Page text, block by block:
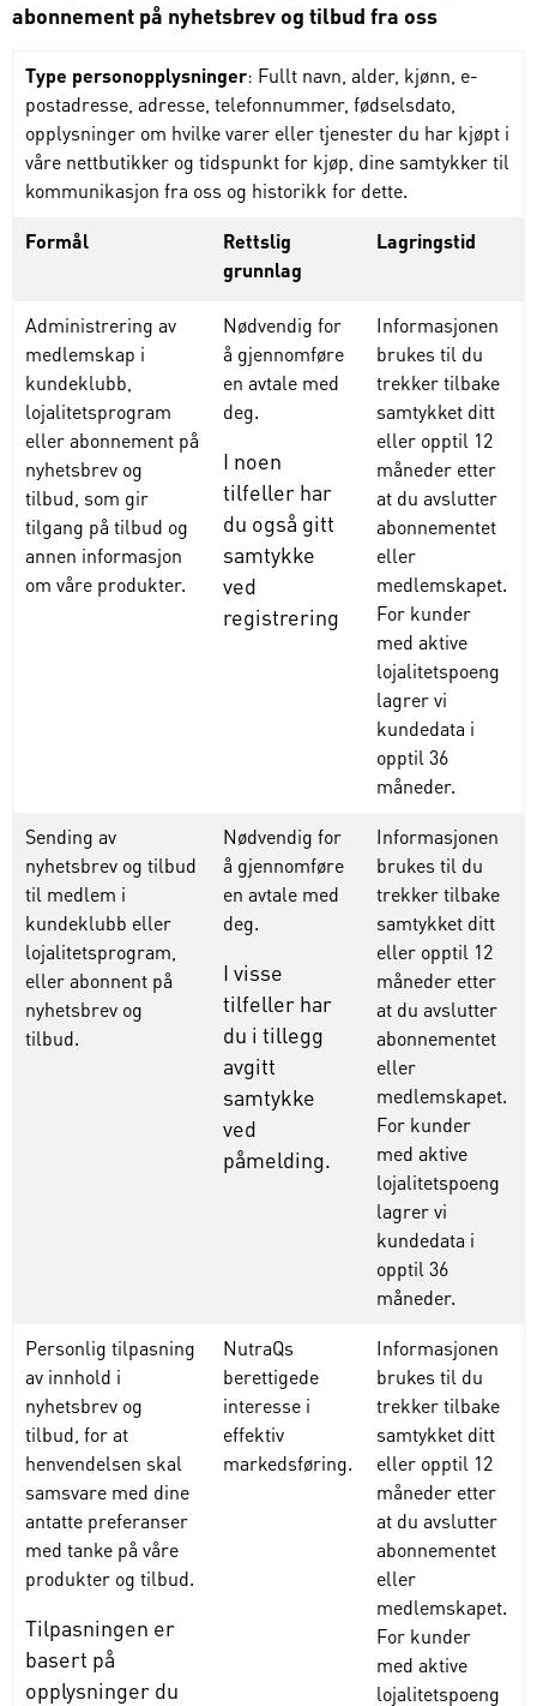
abonnement på nyhetsbrev og tilbud fra oss
Type personopplysninger: Fullt navn, alder, kjønn, e-
postadresse, adresse, telefonnummer, fødselsdato,
opplysninger om hvilke varer eller tjenester du har kjøpt i
våre nettbutikker og tidspunkt for kjøp, dine samtykker til
kommunikasjon fra oss og historikk for dette.
Formål
Rettslig
grunnlag
Lagringstid
Administrering av
medlemskap i
kundeklubb,
lojalitetsprogram
eller abonnement på
nyhetsbrev og
tilbud, som gir
tilgang på tilbud og
annen informasjon
om våre produkter.
Nødvendig for
å gjennomføre
en avtale med
deg.
I noen
tilfeller har
du også gitt
samtykke
ved
registrering
Informasjonen
brukes til du
trekkertilbake
samtykket ditt
eller opptil 12
måneder etter
at du avslutter
abonnementet
eller
medlemskapet.
For kunder
med aktive
lojalitetspoeng
lagrervi
kundedata i
opptil 36
måneder.
Sending av
nyhetsbrev og tilbud
til medlem i
kundeklubb eller
lojalitetsprogram,
eller abonnent på
nyhetsbrev og
tilbud.
Nødvendig for
å gjennomføre
en avtale med
deg.
I visse
tilfeller har
du i tillegg
avgitt
samtykke
ved
påmelding.
Informasjonen
brukes til du
trekkertilbake
samtykket ditt
eller opptil 12
måneder etter
at du avslutter
abonnementet
eller
medlemskapet.
For kunder
med aktive
lojalitetspoeng
lagrervi
kundedata i
opptil 36
måneder.
Personlig tilpasning
av innhold i
nyhetsbrev og
tilbud, for at
henvendelsen skal
samsvare med dine
antatte preferanser
med tanke på våre
produkter og tilbud.
Tilpasningen er
basert på
opplysninger du
NutraQs
berettigede
interesse i
effektiv
markedsføring.
Informasjonen
brukes til du
trekkertilbake
samtykket ditt
eller opptil 12
måneder etter
at du avslutter
abonnementet
eller
medlemskapet.
For kunder
med aktive
lojalitetspoeng